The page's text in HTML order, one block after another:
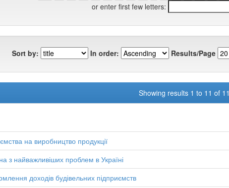
or enter first few letters:
Sort by: In order: Results/Page
Showing results 1 to 11 of 11
на виробництво продукції
з найважливіших проблем в Україні
доходів будівельних підприємств